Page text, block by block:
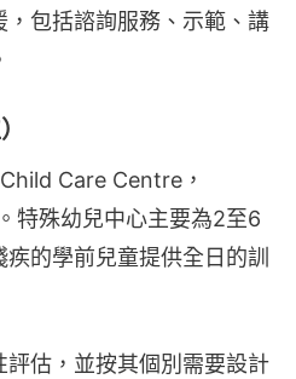
包括諮詢服務、示範、講
Care Centre，
特殊幼兒中心主要為2至6
的學前兒童提供全日的訓
估，並按其個別需要設計